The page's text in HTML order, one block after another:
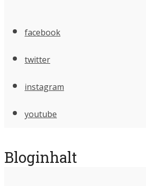
facebook
twitter
instagram
youtube
Bloginhalt